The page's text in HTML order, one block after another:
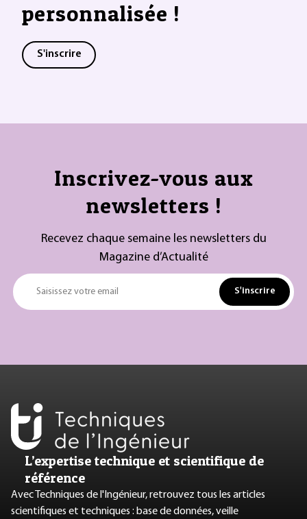
personnalisée !
S'inscrire
Inscrivez-vous aux
newsletters !
Recevez chaque semaine les newsletters du
Magazine d’Actualité
Saisissez votre email S'inscrire
L’expertise technique et scientifique de
référence
Avec Techniques de l'Ingénieur, retrouvez tous les articles
scientifiques et techniques : base de données, veille